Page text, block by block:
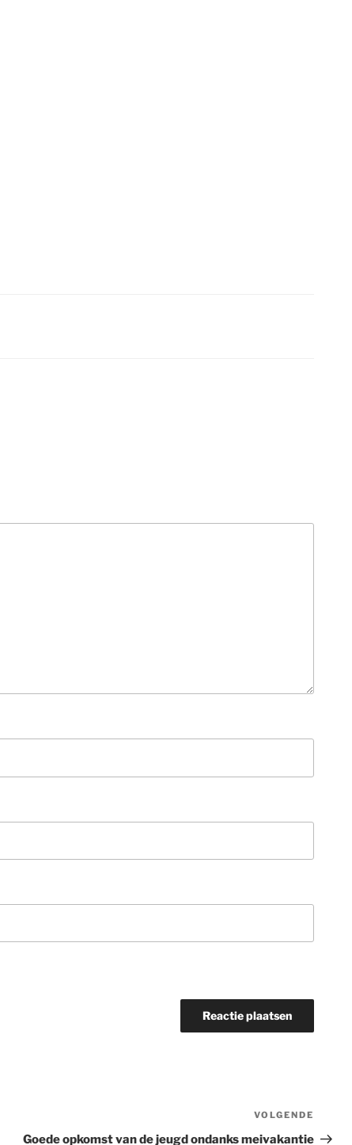
VOLGENDE
Goede opkomst van de jeugd ondanks meivakantie